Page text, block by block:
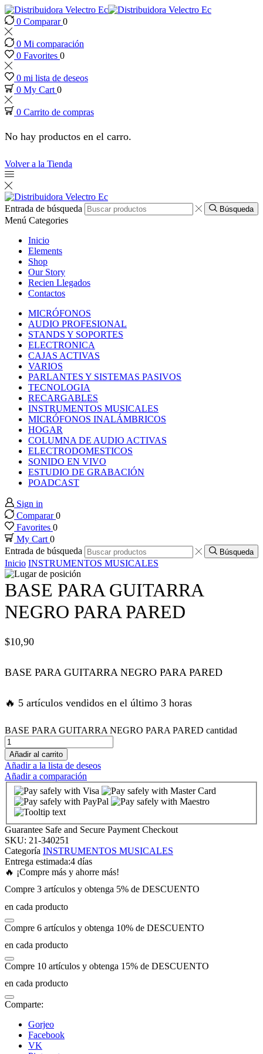
panel
panel
paketleri
panel
panel
panel
panel
panel
panel
panel
panel
panel
panel
panel
panel
panel
satın al
panel
panel
panel
panel
panel
panel
panel
panel
panel
panel
0 Comparar0
0 Mi comparación
0 Favorites 0
0 mi lista de deseos
0 My Cart 0
0 Carrito de compras
No hay productos en el carro.
Volver a la Tienda
Entrada de búsqueda Búsqueda
Menú Categories
Inicio
Elements
Shop
Our Story
Recien Llegados
Contactos
MICRÓFONOS
AUDIO PROFESIONAL
STANDS Y SOPORTES
ELECTRONICA
CAJAS ACTIVAS
VARIOS
PARLANTES Y SISTEMAS PASIVOS
TECNOLOGIA
RECARGABLES
INSTRUMENTOS MUSICALES
MICRÓFONOS INALÁMBRICOS
HOGAR
COLUMNA DE AUDIO ACTIVAS
ELECTRODOMESTICOS
SONIDO EN VIVO
ESTUDIO DE GRABACIÓN
POADCAST
Sign in
Comparar0
Favorites 0
My Cart0
Entrada de búsqueda
Búsqueda
Inicio INSTRUMENTOS MUSICALES
BASE PARA GUITARRA
NEGRO PARA PARED
$10,90
BASE PARA GUITARRA NEGRO PARA PARED
🔥 5 artículos vendidos en el último 3 horas
BASE PARA GUITARRA NEGRO PARA PARED cantidad
Añadir al carrito
Añadir a la lista de deseos
Añadir a comparación
Guarantee Safe and Secure Payment Checkout
SKU: 21-340251
Categoría INSTRUMENTOS MUSICALES
Entrega estimada:4 días
🔥 ¡Compre más y ahorre más!
Compre 3 artículos y obtenga 5% de DESCUENTO
en cada producto
Compre 6 artículos y obtenga 10% de DESCUENTO
en cada producto
Compre 10 artículos y obtenga 15% de DESCUENTO
en cada producto
Comparte:
Gorjeo
Facebook
VK